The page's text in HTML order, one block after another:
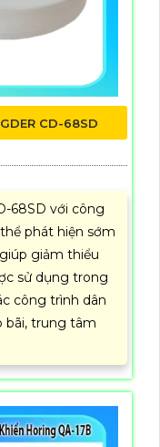
CD-68SD
68SD với công
phát hiện sớm
giảm thiểu
sử dụng trong
công trình dân
bãi, trung tâm